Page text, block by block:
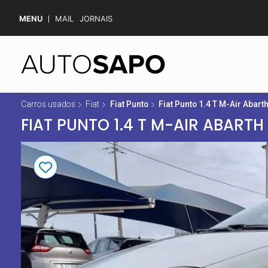
MENU MAIL JORNAIS
Carros usados Fiat Fiat Punto Fiat Punto 1.4 T M-Air
FIAT PUNTO 1.4 T M-AIR ABARTH